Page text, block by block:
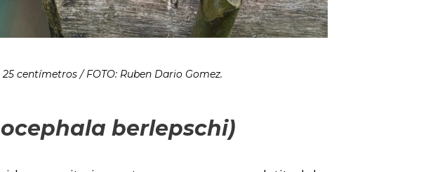
centímetros / FOTO: Ruben Dario Gomez.
berlepschi)